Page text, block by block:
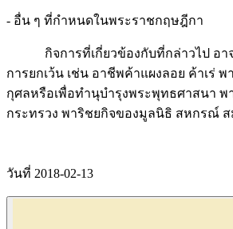
- อื่น ๆ ที่กำหนดในพระราชกฤษฎีกา
กิจการที่เกี่ยวข้องกับที่กล่าวไป อาจ
การยกเว้น เช่น อาชีพค้าแผงลอย ค้าเร่
กุศลหรือเพื่อทำนุบำรุงพระพุทธศาสนา
กระทรวง พาริชยกิจของมูลนิธิ สหกรณ์
วันที่ 2018-02-13